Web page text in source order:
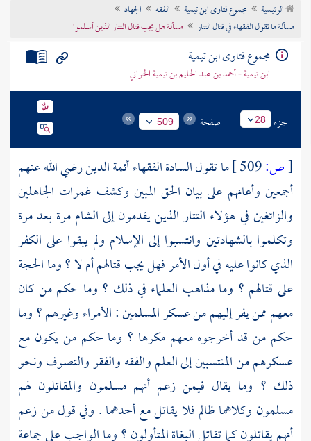
تراجم الأعلام
الرئيسية مجموع فتاوى ابن تيمية الفقه
الجهاد
مسألة ما تقول الفقهاء في قتال التتار
مسألة هل يجب قتال التتار الذين أسلموا
مجموع فتاوى ابن تيمية
ابن تيمية - أحمد بن عبد الحليم بن تيمية الحراني
جزء 28 صفحة 509
[ص:
ما تقول السادة الفقهاء أئمة الدين رضي الله عنهم
أجمعين وأعانهم على بيان الحق المبين وكشف غمرات الجاهلين
والزائغين في هؤلاء التتارالذين يقدمون إلىالشاممرة بعد مرة
وتكلموا بالشهادتين وانتسبوا إلى الإسلام ولم يبقوا على الكفر
الذي كانوا عليه في أول الأمر فهل يجب قتالهم أم لا ؟ وما الحجة
على قتالهم ؟ وما مذاهب العلماء في ذلك ؟ وما حكم من كان
معهم ممن يفر إليهم من عسكر المسلمين : الأمراء وغيرهم ؟ وما
حكم من قد أخرجوه معهم مكرها ؟ وما حكم من يكون مع
عسكرهم من المنتسبين إلى العلم والفقه والفقر والتصوف ونحو
ذلك ؟ وما يقال فيمن زعم أنهم مسلمون والمقاتلون لهم
مسلمون وكلاهما ظالم فلا يقاتل مع أحدهما . وفي قول من زعم
أنهم يقاتلون كما تقاتل البغاة المتأولون ؟ وما الواجب على جماعة